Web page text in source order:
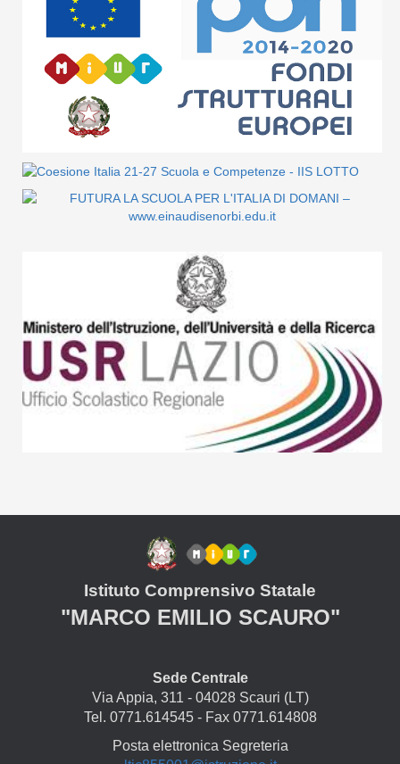
Istituto Comprensivo Statale
"MARCO EMILIO SCAURO"
Sede Centrale
Via Appia, 311 - 04028 Scauri (LT)
Tel. 0771.614545 - Fax 0771.614808
Posta elettronica Segreteria